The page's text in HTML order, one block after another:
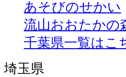
あそびのせかい
流山おおたかの
千葉県一覧はこ
埼玉県